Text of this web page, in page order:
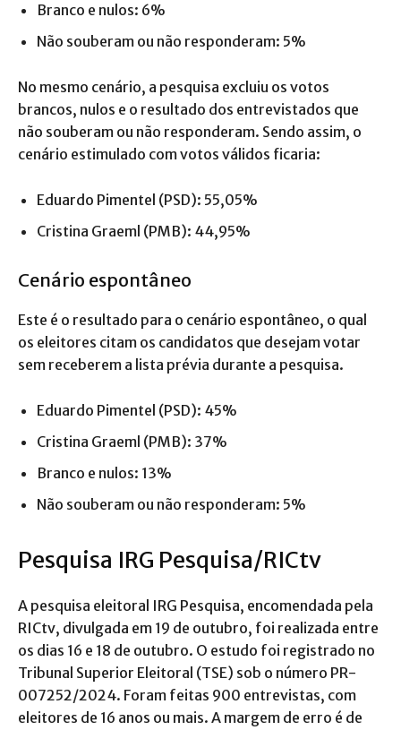
Branco e nulos: 6%
Não souberam ou não responderam: 5%
No mesmo cenário, a pesquisa excluiu os votos
brancos, nulos e o resultado dos entrevistados que
não souberam ou não responderam. Sendo assim, o
cenário estimulado com votos válidos ficaria:
Eduardo Pimentel (PSD): 55,05%
Cristina Graeml (PMB): 44,95%
Cenário espontâneo
Este é o resultado para o cenário espontâneo, o qual
os eleitores citam os candidatos que desejam votar
sem receberem a lista prévia durante a pesquisa.
Eduardo Pimentel (PSD): 45%
Cristina Graeml (PMB): 37%
Branco e nulos: 13%
Não souberam ou não responderam: 5%
Pesquisa IRG Pesquisa/RICtv
A pesquisa eleitoral IRG Pesquisa, encomendada pela
RICtv, divulgada em 19 de outubro, foi realizada entre
os dias 16 e 18 de outubro. O estudo foi registrado no
Tribunal Superior Eleitoral (TSE) sob o número PR-
007252/2024. Foram feitas 900 entrevistas, com
eleitores de 16 anos ou mais. A margem de erro é de